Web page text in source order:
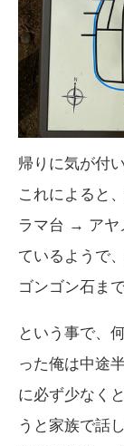
帰りに気が付
これによると
ラマ台 → アヤ
ているようで
ゴンゴン石ま
という事で、
った俺は中途
に必ず少なく
うと家族で話